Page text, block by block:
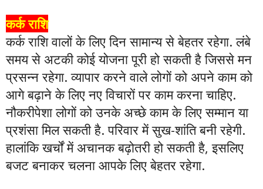
कर्क राशि
कर्क राशि वालों के लिए दिन सामान्य से बेहतर रहेगा. लंबे
समय से अटकी कोई योजना पूरी हो सकती है जिससे मन
प्रसन्न रहेगा. व्यापार करने वाले लोगों को अपने काम को
आगे बढ़ाने के लिए नए विचारों पर काम करना चाहिए.
नौकरीपेशा लोगों को उनके अच्छे काम के लिए सम्मान या
प्रशंसा मिल सकती है. परिवार में सुख-शांति बनी रहेगी.
हालांकि खर्चों में अचानक बढ़ोतरी हो सकती है, इसलिए
बजट बनाकर चलना आपके लिए बेहतर रहेगा.